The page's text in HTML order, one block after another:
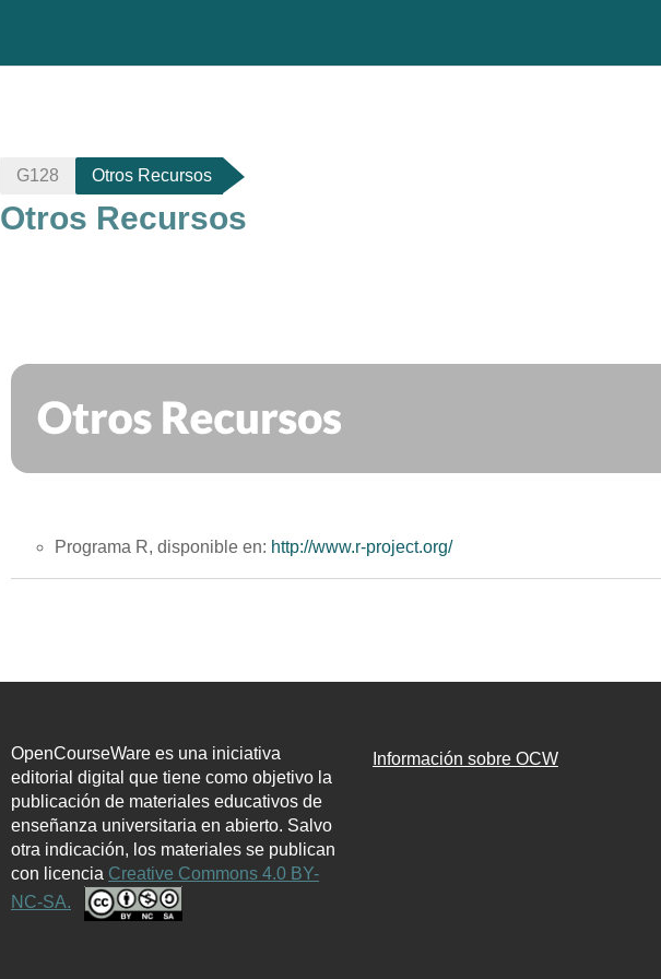
G128 Otros Recursos
Otros Recursos
Perfilado de sección
Programa R, disponible en: http://www.r-project.org/
OpenCourseWare es una iniciativa
editorial digital que tiene como objetivo la
publicación de materiales educativos de
enseñanza universitaria en abierto. Salvo
otra indicación, los materiales se publican
con licencia Creative Commons 4.0 BY-
NC-SA.
Información sobre OCW